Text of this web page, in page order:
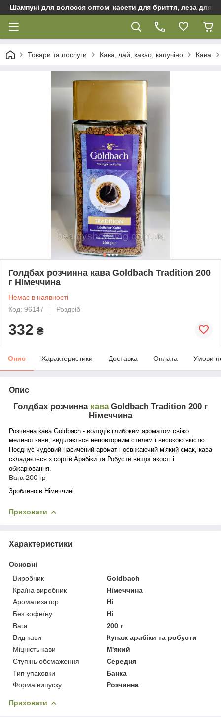
Шампуні для волосся оптом, касети для бриття, леза для
Товари та послуги Кава, чай, какао, капучіно Кава
Голдбах розчинна кава Goldbach Tradition 200
г Німеччина
Немає в наявності
Код: 96147
Роздріб
332 ₴
Опис Характеристики Доставка Оплата Умови
Опис
Голдбах розчинна каваGoldbach Tradition 200 г
Німеччина
Розчинна кава Goldbach - володіє глибоким ароматом свіжо
меленої кави, виділяється неповторним стилем і високою якістю.
Поєднує чудовий насичений аромат і освіжаючий м'який смак, кава
складається з сортів Арабіки та Робусти вищої якості і
обжарювання.
Вага 200 гр
Зроблено в Німеччині
Приховати
Характеристики
Основні
Виробник
Goldbach
Країна виробник
Німеччина
Ароматизатор
Ні
Без кофеїну
Ні
Вага
200 г
Вид кави
Купаж арабіки та робусти
Міцність кави
М'який
Ступінь обсмаження
Середня
Тип упаковки
Банка
Форма випуску
Розчинна
Приховати